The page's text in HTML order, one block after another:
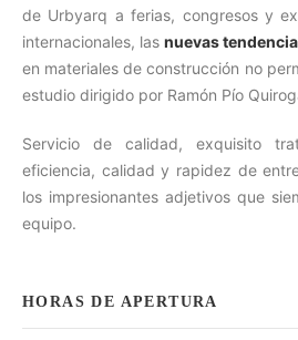
de Urbyarq a ferias, congresos y
internacionales, lasnuevas
en materiales de construcción no
estudio dirigido por Ramón Pío
Servicio de calidad, exquisito
eficiencia, calidad y rapidez de
los impresionantes adjetivos que
equipo.
HORAS DE APERTURA